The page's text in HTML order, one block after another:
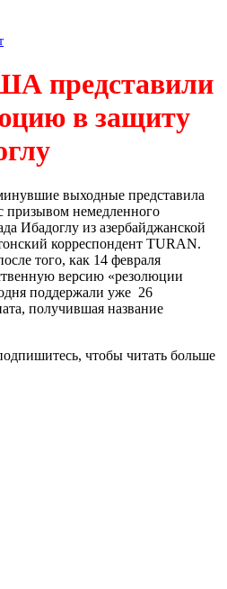
представили
в защиту
выходные представила
немедленного
Ибадоглу из азербайджанской
корреспондент TURAN.
того, как 14 февраля
версию «резолюции
поддержали уже 26
получившая название
чтобы читать больше